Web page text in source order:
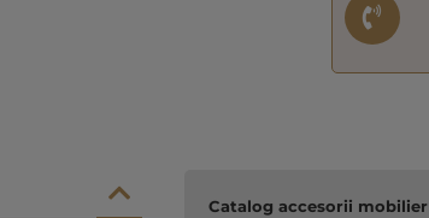
Catalog accesorii mobilier